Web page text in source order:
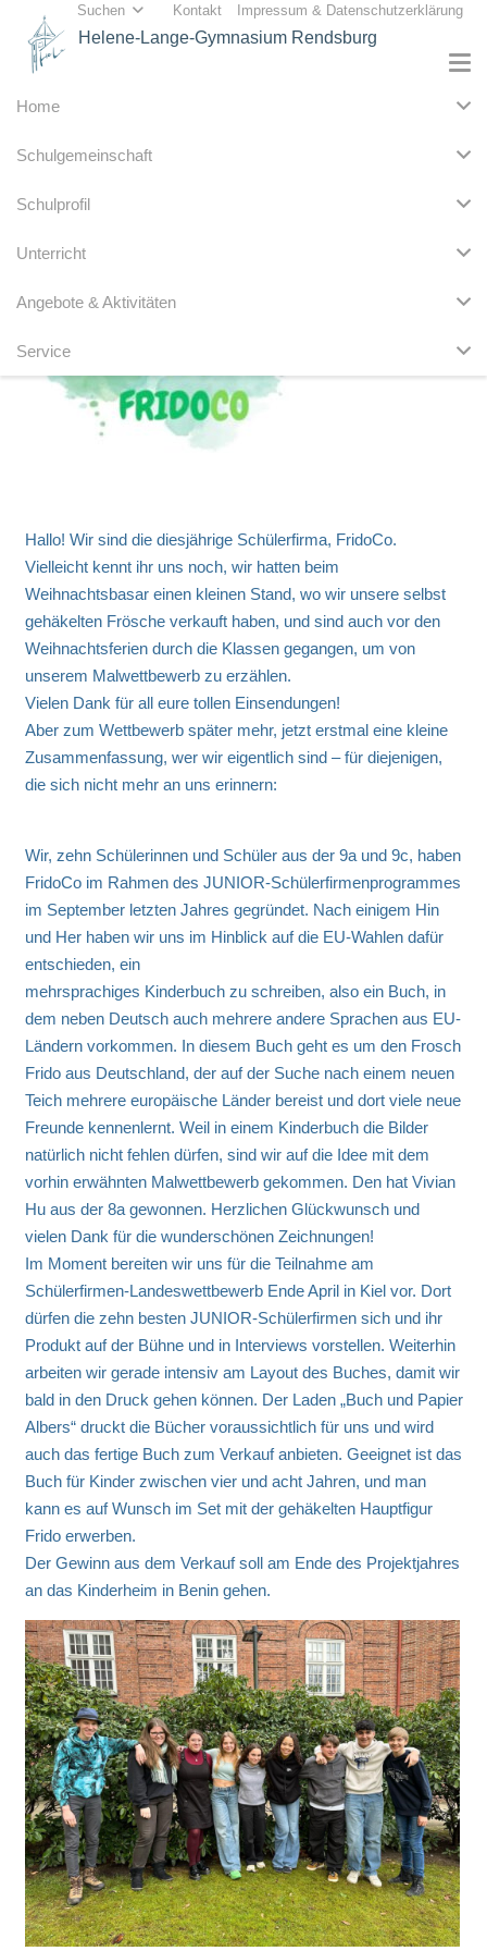
Suchen Kontakt Impressum & Datenschutzerklärung
Helene-Lange-Gymnasium Rendsburg
Home
Schulgemeinschaft
Schulprofil
Unterricht
Angebote & Aktivitäten
Service
Hallo! Wir sind die diesjährige Schülerfirma, FridoCo.
Vielleicht kennt ihr uns noch, wir hatten beim
Weihnachtsbasar einen kleinen Stand, wo wir unsere selbst
gehäkelten Frösche verkauft haben, und sind auch vor den
Weihnachtsferien durch die Klassen gegangen, um von
unserem Malwettbewerb zu erzählen.
Vielen Dank für all eure tollen Einsendungen!
Aber zum Wettbewerb später mehr, jetzt erstmal eine kleine
Zusammenfassung, wer wir eigentlich sind – für diejenigen,
die sich nicht mehr an uns erinnern:
Wir, zehn Schülerinnen und Schüler aus der 9a und 9c, haben
FridoCo im Rahmen des JUNIOR-Schülerfirmenprogrammes
im September letzten Jahres gegründet. Nach einigem Hin
und Her haben wir uns im Hinblick auf die EU-Wahlen dafür
entschieden, ein
mehrsprachiges Kinderbuch zu schreiben, also ein Buch, in
dem neben Deutsch auch mehrere andere Sprachen aus EU-
Ländern vorkommen. In diesem Buch geht es um den Frosch
Frido aus Deutschland, der auf der Suche nach einem neuen
Teich mehrere europäische Länder bereist und dort viele neue
Freunde kennenlernt. Weil in einem Kinderbuch die Bilder
natürlich nicht fehlen dürfen, sind wir auf die Idee mit dem
vorhin erwähnten Malwettbewerb gekommen. Den hat Vivian
Hu aus der 8a gewonnen. Herzlichen Glückwunsch und
vielen Dank für die wunderschönen Zeichnungen!
Im Moment bereiten wir uns für die Teilnahme am
Schülerfirmen-Landeswettbewerb Ende April in Kiel vor. Dort
dürfen die zehn besten JUNIOR-Schülerfirmen sich und ihr
Produkt auf der Bühne und in Interviews vorstellen. Weiterhin
arbeiten wir gerade intensiv am Layout des Buches, damit wir
bald in den Druck gehen können. Der Laden „Buch und Papier
Albers“ druckt die Bücher voraussichtlich für uns und wird
auch das fertige Buch zum Verkauf anbieten. Geeignet ist das
Buch für Kinder zwischen vier und acht Jahren, und man
kann es auf Wunsch im Set mit der gehäkelten Hauptfigur
Frido erwerben.
Der Gewinn aus dem Verkauf soll am Ende des Projektjahres
an das Kinderheim in Benin gehen.